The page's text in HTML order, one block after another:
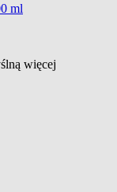
ml
więcej